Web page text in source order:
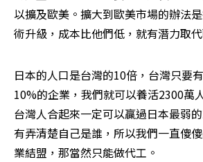
以擴及歐美。擴大到歐美市場的辦法
術升級，成本比他們低，就有潛力取
日本的人口是台灣的10倍，台灣只要
10%的企業，我們就可以養活2300萬
台灣人合起來一定可以贏過日本最弱
有弄清楚自己是誰，所以我們一直傻
業結盟，那當然只能做代工。